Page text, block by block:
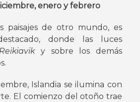
enero y febrero
paisajes de otro mundo, es
donde las luces
Reikiaviky sobre los demás
Islandia se ilumina con
El comienzo del otoño trae